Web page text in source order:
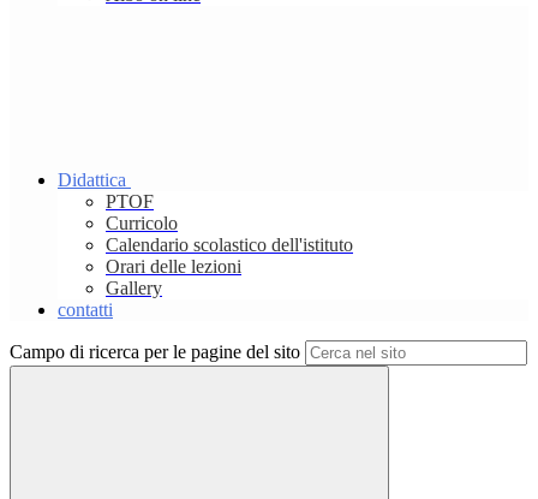
Didattica
PTOF
Curricolo
Calendario scolastico dell'istituto
Orari delle lezioni
Gallery
contatti
Campo di ricerca per le pagine del sito